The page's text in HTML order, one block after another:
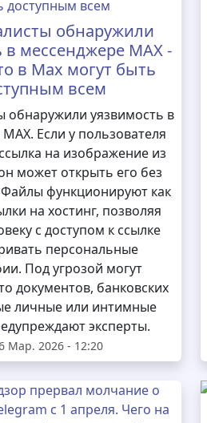
обнаружили
в мессенджере MAX -
в Max могут быть
всем
обнаружили уязвимость в
Если у пользователя
на изображение из
может открыть его без
функционируют как
на хостинг, позволяя
с доступом к ссылке
персональные
Под угрозой могут
документов, банковских
личные или интимные
эксперты.
Мар. 2026 - 12:20